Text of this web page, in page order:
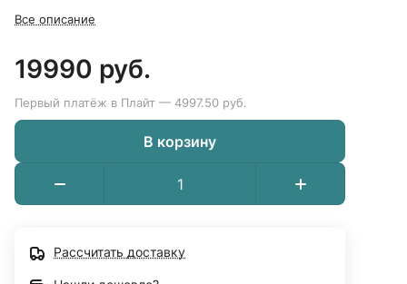
Все описание
19990 руб.
Первый платёж в Плайт — 4997.50 руб.
В корзину
Рассчитать доставку